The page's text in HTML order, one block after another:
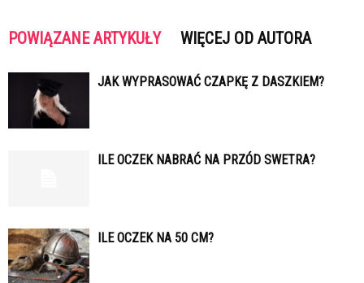
POWIĄZANE ARTYKUŁY WIĘCEJ OD AUTORA
JAK WYPRASOWAĆ CZAPKĘ Z DASZKIEM?
ILE OCZEK NABRAĆ NA PRZÓD SWETRA?
ILE OCZEK NA 50 CM?